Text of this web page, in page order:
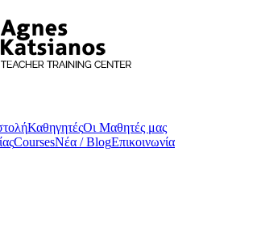
ΚαθηγητέςΟι Μαθητές μας
CoursesΝέα / BlogΕπικοινωνία